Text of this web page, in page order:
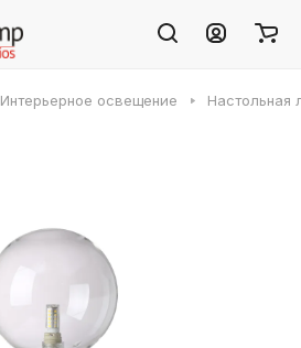
Интерьерное освещение Настольная